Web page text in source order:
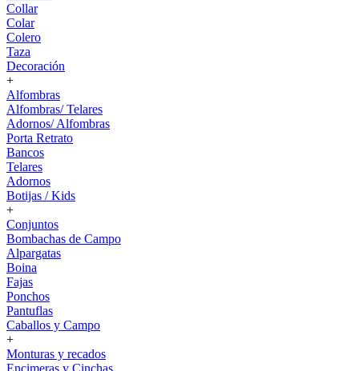
Collar
Colar
Colero
Taza
Decoración
+
Alfombras
Alfombras/ Telares
Adornos/ Alfombras
Porta Retrato
Bancos
Telares
Adornos
Botijas / Kids
+
Conjuntos
Bombachas de Campo
Alpargatas
Boina
Fajas
Ponchos
Pantuflas
Caballos y Campo
+
Monturas y recados
Encimeras y Cinchas